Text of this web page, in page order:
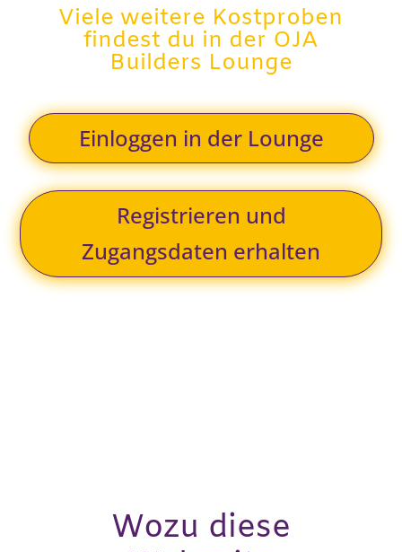
Viele weitere Kostproben
findest du in der OJA
Builders Lounge
Einloggen in der Lounge
Registrieren und
Zugangsdaten erhalten
Wozu diese